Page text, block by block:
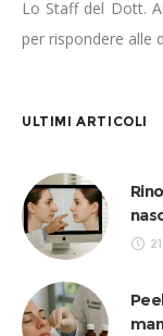
Lo Staff del Dott.
per rispondere alle
ULTIMI ARTICOLI